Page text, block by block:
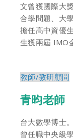
文曾獲國際大
合學問題、大
擔任高中資優
生獲兩屆 IMO
教師/教研顧問
青昀老師
台大數學博士。
曾任職中央級